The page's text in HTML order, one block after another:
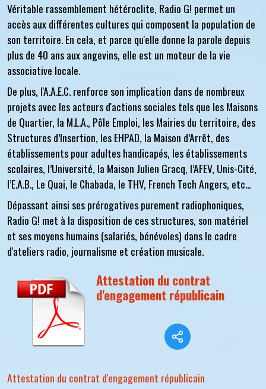
Véritable rassemblement hétéroclite, Radio G! permet un
accès aux différentes cultures qui composent la population de
son territoire. En cela, et parce qu'elle donne la parole depuis
plus de 40 ans aux angevins, elle est un moteur de la vie
associative locale.
De plus, l'A.A.E.C. renforce son implication dans de nombreux
projets avec les acteurs d'actions sociales tels que lesMaisons
de Quartier, la M.L.A., Pôle Emploi, les Mairies du territoire, des
Structures d’Insertion, les EHPAD, la Maison d’Arrêt, des
établissements pour adultes handicapés, les établissements
scolaires, l’Université, la Maison Julien Gracq, l’AFEV, Unis-Cité,
l’E.A.B., Le Quai, le Chabada, le THV, French Tech Angers, etc...
Dépassant ainsi ses prérogatives purement radiophoniques,
Radio G! met à la disposition de ces structures, son matériel
et ses moyens humains (salariés, bénévoles) dans le cadre
d'ateliers radio, journalisme et création musicale.
Attestation du contrat
d'engagement républicain
Attestation du contrat d'engagement républicain